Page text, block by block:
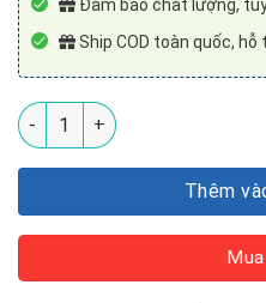
Đảm bảo chất lượng,
Ship COD toàn quốc,
Granola siêu hạt 500gr Vị
Thêm